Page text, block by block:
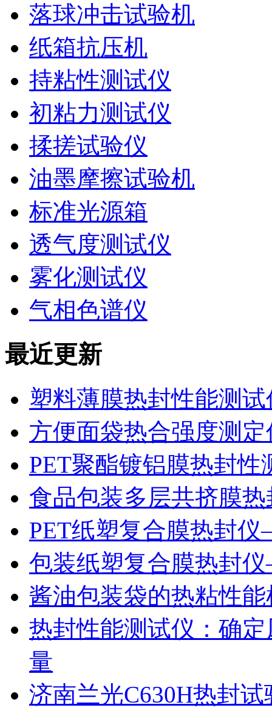
落球冲击试验机
纸箱抗压机
持粘性测试仪
初粘力测试仪
揉搓试验仪
油墨摩擦试验机
标准光源箱
透气度测试仪
雾化测试仪
气相色谱仪
最近更新
塑料薄膜热封性能测
方便面袋热合强度测
PET聚酯镀铝膜热封性
食品包装多层共挤膜
PET纸塑复合膜热封
包装纸塑复合膜热封
酱油包装袋的热粘性
热封性能测试仪：确
量
济南兰光C630H热封